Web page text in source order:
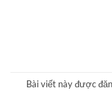
Bài viết này được